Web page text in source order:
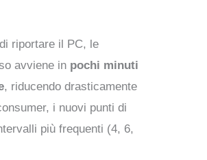
riportare il PC, le
avviene in pochi minuti
, riducendo drasticamente
i nuovi punti di
più frequenti (4, 6,